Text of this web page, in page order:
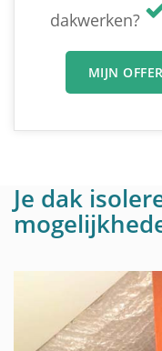
dakwerken?
MIJN
Je dak